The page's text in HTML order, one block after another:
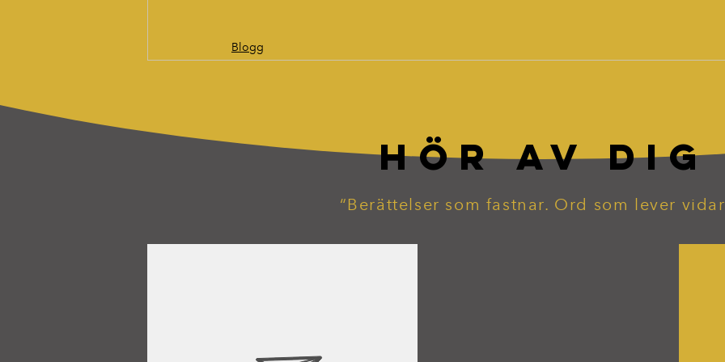
Blogg
HÖR AV DIG
“Berättelser som fastnar. Ord som lever